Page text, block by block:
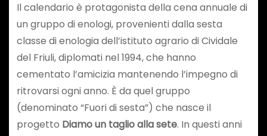
Il calendario è protagonista della cena annuale di
un gruppo di enologi, provenienti dalla sesta
classe di enologia dell’istituto agrario di Cividale
del Friuli, diplomati nel 1994, che hanno
cementato l’amicizia mantenendo l’impegno di
ritrovarsi ogni anno. È da quel gruppo
(denominato “Fuori di sesta”) che nasce il
progetto Diamo un taglio alla sete. In questi anni